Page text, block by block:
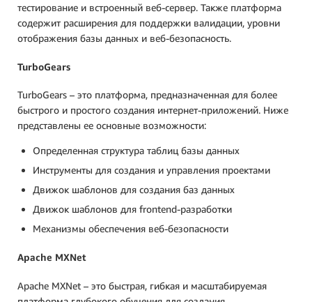
тестирование и встроенный веб-сервер. Также платформа
содержит расширения для поддержки валидации, уровни
отображения базы данных и веб-безопасность.
TurboGears
TurboGears – это платформа, предназначенная для более
быстрого и простого создания интернет-приложений. Ниже
представлены ее основные возможности:
Определенная структура таблиц базы данных
Инструменты для создания и управления проектами
Движок шаблонов для создания баз данных
Движок шаблонов для frontend-разработки
Механизмы обеспечения веб-безопасности
Apache MXNet
Apache MXNet – это быстрая, гибкая и масштабируемая